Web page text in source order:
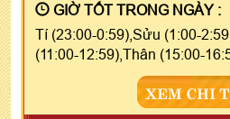
GIỜ TỐT TRONG NGÀY :
Tí (23:00-0:59),Sửu (1:00-
(11:00-12:59),Thân (15:00-
XEM CHI